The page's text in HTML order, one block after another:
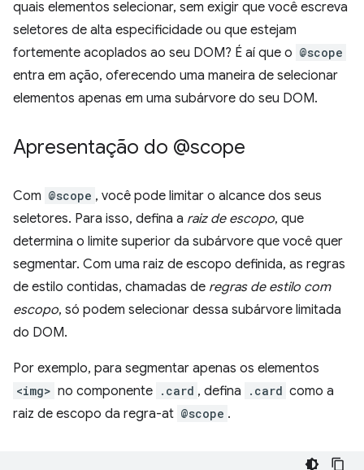
quais elementos selecionar, sem exigir que você escreva
seletores de alta especificidade ou que estejam
fortemente acoplados ao seu DOM? É aí que o @scope
entra em ação, oferecendo uma maneira de selecionar
elementos apenas em uma subárvore do seu DOM.
Apresentação do @scope
Com @scope , você pode limitar o alcance dos seus
seletores. Para isso, defina a raiz de escopo, que
determina o limite superior da subárvore que você quer
segmentar. Com uma raiz de escopo definida, as regras
de estilo contidas, chamadas de regras de estilo com
escopo, só podem selecionar dessa subárvore limitada
do DOM.
Por exemplo, para segmentar apenas os elementos
<img> no componente .card , defina .card como a
raiz de escopo da regra-at @scope .